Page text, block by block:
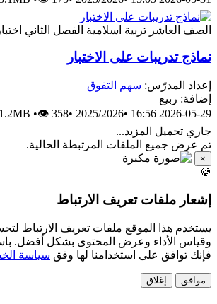
الصف العاشر تربية اسلامية الفصل الثاني
نماذج تدريبات على الاختبار
إعداد المدرّس: سهم التفوق
إضافة: ربيع
2026-05-29 16:56
•
2025/2026
•
1.2MB •👁 358
جاري تحميل المزيد...
تم عرض جميع الملفات المرتبطة الحالية.
×
🍪
إشعار ملفات تعريف الارتباط
يستخدم هذا الموقع ملفات تعريف الارتباط
وقياس الأداء وعرض المحتوى بشكل أفضل.
فإنك توافق على استخدامنا لها وفق سياسة
موافق إغلاق